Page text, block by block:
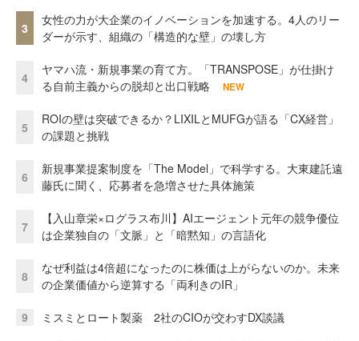
3
女性の力が大企業のイノベーションを加速する。4人のリー
ダーが示す、組織の「構造的な壁」の壊し方
4
ヤマハ流・新規事業の育て方。「TRANSPOSE」が仕掛け
る自前主義からの脱却と出口戦略
NEW
5
ROIの壁は突破できるか？LIXILとMUFGが語る「CX経営」
の課題と挑戦
6
新規事業提案制度を「The Model」で科学する。大東建託遠
藤氏に聞く、応募者を急増させた具体施策
7
【入山章栄×ログラス布川】AIエージェント元年の競争優位
は企業独自の「文脈」と「暗黙知」の言語化
8
なぜ利益は4倍超になったのに株価は上がらないのか。未来
の企業価値から逆算する「両利きのIR」
9 ミスミとロート製薬 2社のCIOが交わすDX談議